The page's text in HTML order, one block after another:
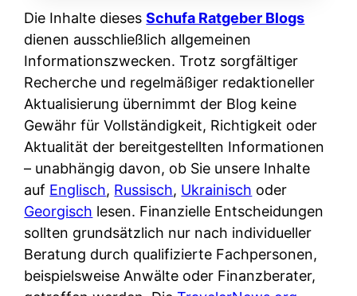
h
i
e
r
e
n
r
u
s
s
i
s
c
h
W
t
i
r
k
c
n
d
e
r
S
c
h
u
t
z
d
e
r
Die Inhalte diesesSchufa Ratgeber Blogs
dienen ausschließlich allgemeinen
Informationszwecken. Trotz sorgfältiger
Recherche und regelmäßiger redaktioneller
Aktualisierung übernimmt der Blog keine
Gewähr für Vollständigkeit, Richtigkeit oder
Aktualität der bereitgestellten Informationen
– unabhängig davon, ob Sie unsere Inhalte
auf Englisch, Russisch, Ukrainisch oder
Georgisch lesen. Finanzielle Entscheidungen
sollten grundsätzlich nur nach individueller
Beratung durch qualifizierte Fachpersonen,
beispielsweise Anwälte oder Finanzberater,